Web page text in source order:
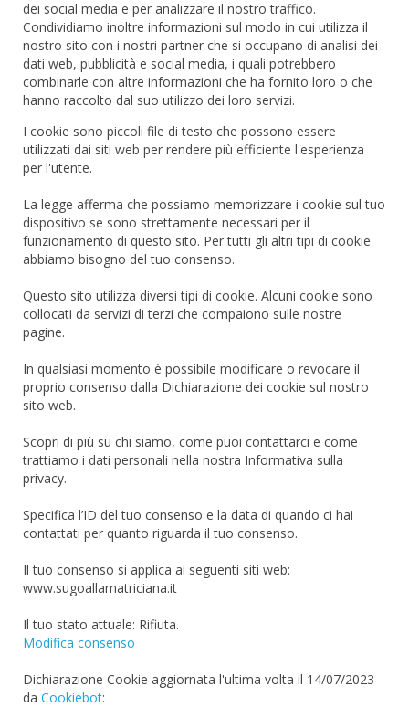
dei social media e per analizzare il nostro traffico.
Condividiamo inoltre informazioni sul modo in cui utilizza il
nostro sito con i nostri partner che si occupano di analisi dei
dati web, pubblicità e social media, i quali potrebbero
combinarle con altre informazioni che ha fornito loro o che
hanno raccolto dal suo utilizzo dei loro servizi.
I cookie sono piccoli file di testo che possono essere
utilizzati dai siti web per rendere più efficiente l'esperienza
per l'utente.
La legge afferma che possiamo memorizzare i cookie sul tuo
dispositivo se sono strettamente necessari per il
funzionamento di questo sito. Per tutti gli altri tipi di cookie
abbiamo bisogno del tuo consenso.
Questo sito utilizza diversi tipi di cookie. Alcuni cookie sono
collocati da servizi di terzi che compaiono sulle nostre
pagine.
In qualsiasi momento è possibile modificare o revocare il
proprio consenso dalla Dichiarazione dei cookie sul nostro
sito web.
Scopri di più su chi siamo, come puoi contattarci e come
trattiamo i dati personali nella nostra Informativa sulla
privacy.
Specifica l’ID del tuo consenso e la data di quando ci hai
contattati per quanto riguarda il tuo consenso.
Il tuo consenso si applica ai seguenti siti web:
www.sugoallamatriciana.it
Il tuo stato attuale: Rifiuta.
Modifica consenso
Dichiarazione Cookie aggiornata l'ultima volta il 14/07/2023
da Cookiebot: